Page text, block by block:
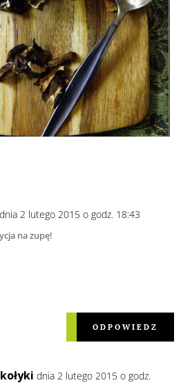
dnia 2 lutego 2015 o godz. 18:43
na zupę!
ODPOWIEDZ
dnia 2 lutego 2015 o godz.